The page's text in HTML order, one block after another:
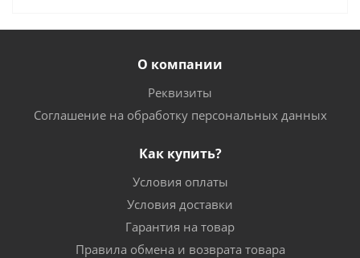
О компании
Реквизиты
Соглашение на обработку персональных данных
Как купить?
Условия оплаты
Условия доставки
Гарантия на товар
Правила обмена и возврата товара